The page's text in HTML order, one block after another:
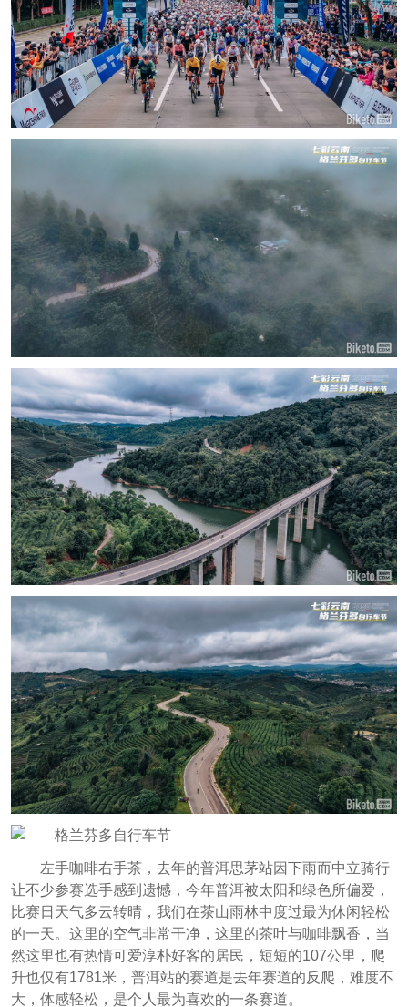
左手咖啡右手茶，去年的普洱思茅站因下雨而中立骑行
让不少参赛选手感到遗憾，今年普洱被太阳和绿色所偏爱，
比赛日天气多云转晴，我们在茶山雨林中度过最为休闲轻松
的一天。这里的空气非常干净，这里的茶叶与咖啡飘香，当
然这里也有热情可爱淳朴好客的居民，短短的107公里，爬
升也仅有1781米，普洱站的赛道是去年赛道的反爬，难度不
大，体感轻松，是个人最为喜欢的一条赛道。